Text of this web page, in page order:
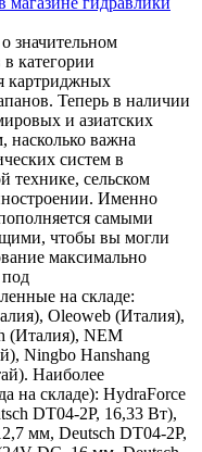
значительном
категории
картриджных
Теперь в наличии
и азиатских
важна
систем в
технике, сельском
Именно
самыми
чтобы вы могли
максимально
на складе:
Oleoweb (Италия),
(Италия), NEM
Ningbo Hanshang
Наиболее
на складе): HydraForce
DT04-2P, 16,33 Вт),
мм, Deutsch DT04-2P,